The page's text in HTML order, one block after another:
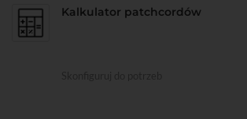
Kalkulator patchcordów